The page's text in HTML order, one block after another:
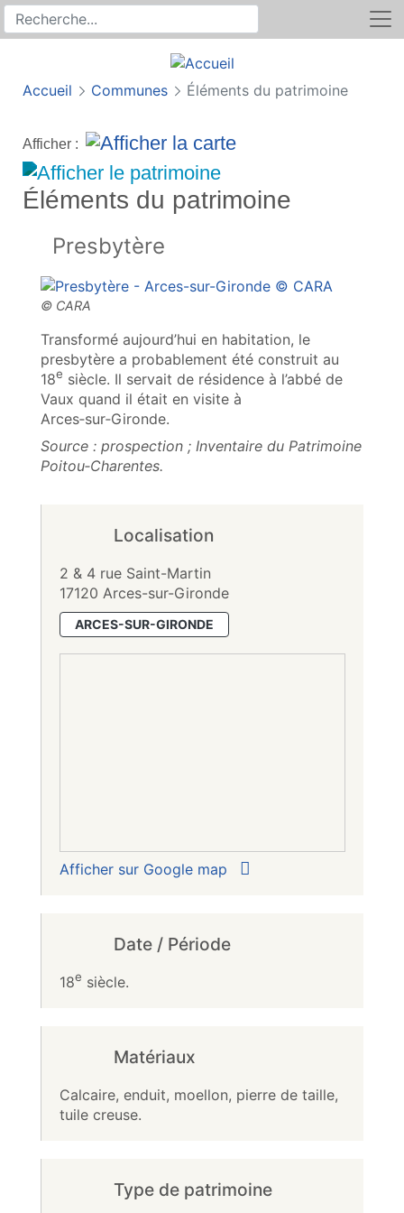
Recherche sur le site
Rechercher
Accueil Communes Éléments du patrimoine
Afficher :
Éléments du patrimoine
Presbytère
Transformé aujourd’hui en habitation, le
presbytère a probablement été construit au
18e siècle. Il servait de résidence à l’abbé de
Vaux quand il était en visite à
Arces‑sur‑Gironde.
Source : prospection ; Inventaire du Patrimoine
Poitou‑Charentes.
Localisation
2 & 4 rue Saint-Martin
17120 Arces-sur-Gironde
ARCES-SUR-GIRONDE
Afficher sur Google map
Date / Période
18e siècle.
Matériaux
Calcaire, enduit, moellon, pierre de taille,
tuile creuse.
Type de patrimoine